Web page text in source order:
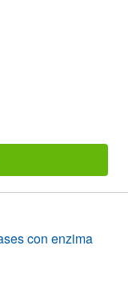
con enzima